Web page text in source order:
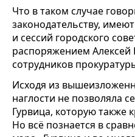
Что в таком случае
законодательству,
и сессий городского
распоряжением Алексей
сотрудников
Исходя из
наглости не позволяла
Гурвица, которую также
Но всё познается в